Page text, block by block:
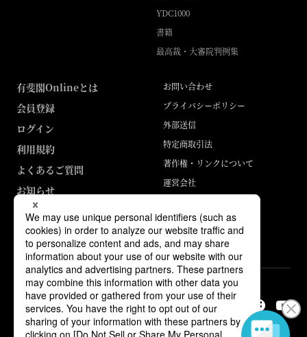
YDC1000
書籍
最高裁・大審院判例集
有斐閣Onlineとは
会員登録
ログイン
利用規約
よくあるご質問
お知らせ
お問い合わせ
プライバシーポリシー
外部送信
特定商取引法
著作権・リンクについて
運営会社